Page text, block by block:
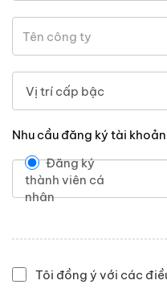
Nhu cầu đăng ký tài
Đăng ký
thành viên cá
nhân
Tôi đồng ý với các